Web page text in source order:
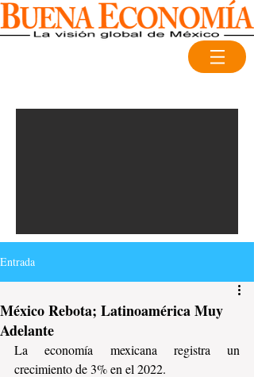
Entrada
México Rebota; Latinoamérica Muy
Adelante
La economía mexicana registra un
crecimiento de 3% en el 2022.